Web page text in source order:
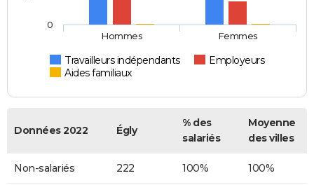
Travailleurs indépendants
Employeurs
Aides familiaux
Hommes Femmes
0
Données 2022 Égly
% des
salariés
Moyenne
des villes
Non-salariés 222 100% 100%